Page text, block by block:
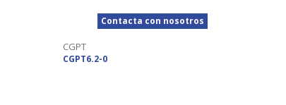
Contacta con nosotros
CGPT
CGPT6.2-0